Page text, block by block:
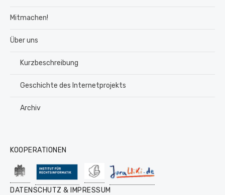
Mitmachen!
Über uns
Kurzbeschreibung
Geschichte des Internetprojekts
Archiv
KOOPERATIONEN
DATENSCHUTZ & IMPRESSUM